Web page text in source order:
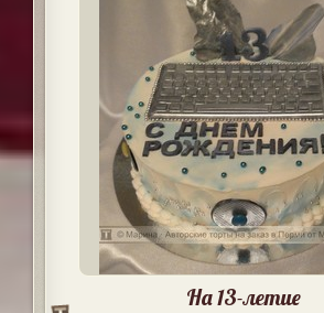
На 13-летие